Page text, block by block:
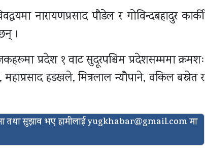
नारायणप्रसाद पौडेल र गोविन्दबहादुर कार्की
।
प्रदेश १ वाट सुदूरपश्चिम प्रदेशसम्ममा क्रमशः
महाप्रसाद हडखले, मित्रलाल न्यौपाने, वकिल बस्नेत र
तथा सुझाव भए हामीलाईyugkhabar@gmail.comमा